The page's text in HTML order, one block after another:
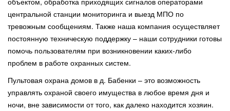
центральной станции мониторинга и выезд МПО по
тревожным сообщениям. Также наша компания осуществляет
постоянную техническую поддержку – наши сотрудники готовы
помочь пользователям при возникновении каких-либо
проблем в работе охранных систем.
Пультовая охрана домов в д. Бабенки – это возможность
управлять охраной своего имущества в любое время дня и
ночи, вне зависимости от того, как далеко находится хозяин.